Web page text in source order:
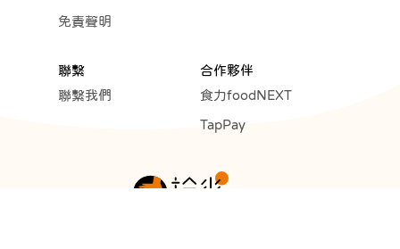
免責聲明
聯繫
聯繫我們
合作夥伴
食力foodNEXT
TapPay